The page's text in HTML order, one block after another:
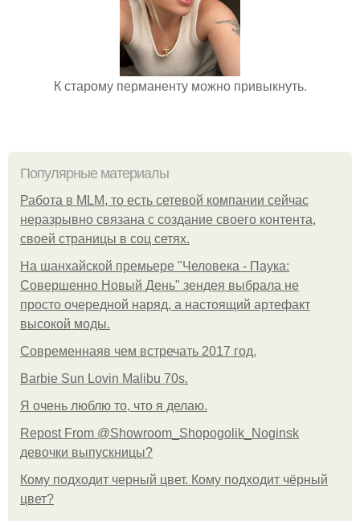
К старому перманенту можно привыкнуть.
Популярные материалы
Работа в MLM, то есть сетевой компании сейчас
неразрывно связана с создание своего контента,
своей страницы в соц сетях.
На шанхайской премьере "Человека - Паука:
Совершенно Новый День" зендея выбрала не
просто очередной наряд, а настоящий артефакт
высокой моды.
Современнаяв чем встречать 2017 год.
Barbie Sun Lovin Malibu 70s.
Я очень люблю то, что я делаю.
Repost From @Showroom_Shopogolik_Noginsk
девочки выпускницы?
Кому подходит черный цвет. Кому подходит чёрный
цвет?